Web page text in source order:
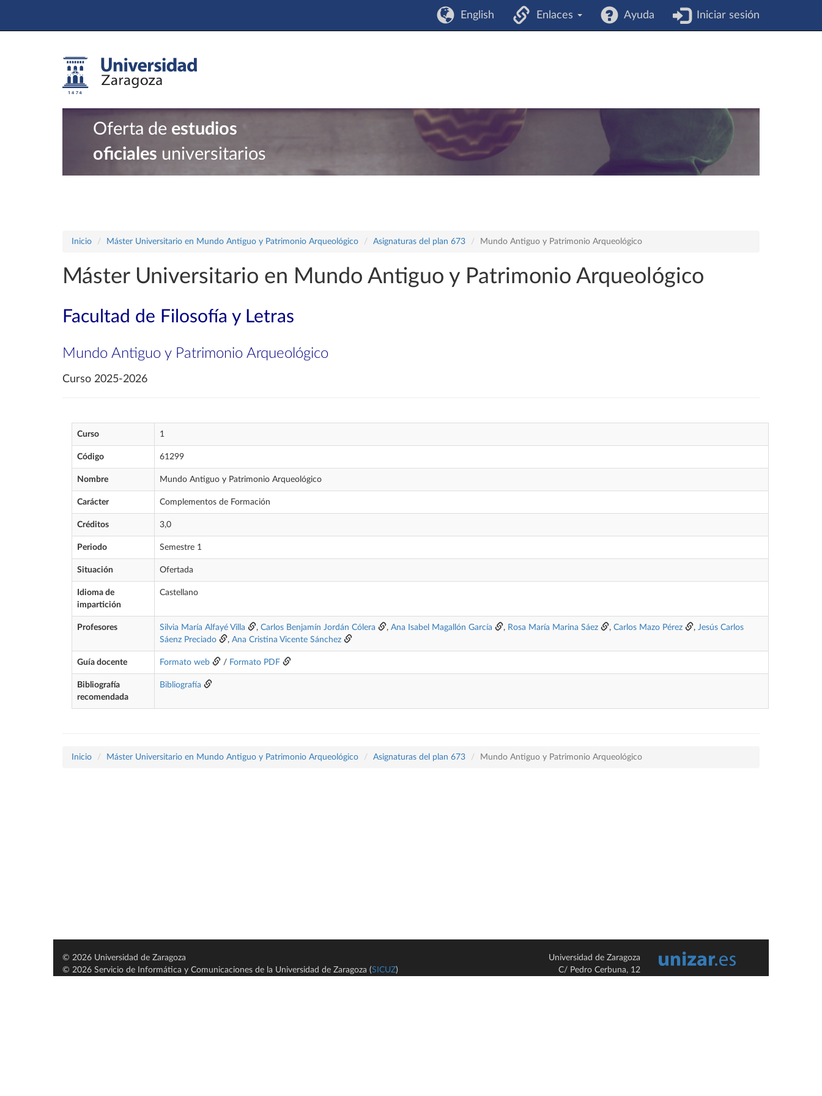
English Enlaces Ayuda Iniciar sesión
Oferta de estudios
oficiales universitarios
Inicio Máster Universitario en Mundo Antiguo y Patrimonio Arqueológico Asignaturas del plan 673 Mundo Antiguo y Patrimonio Arqueológico
Máster Universitario en Mundo Antiguo y Patrimonio Arqueológico
Facultad de Filosofía y Letras
Mundo Antiguo y Patrimonio Arqueológico
Curso 2025-2026
Curso 1
Código 61299
Nombre Mundo Antiguo y Patrimonio Arqueológico
Carácter Complementos de Formación
Créditos 3,0
Periodo Semestre 1
Situación Ofertada
Idioma de
impartición
Castellano
Profesores Silvia María Alfayé Villa , Carlos Benjamín Jordán Cólera , Ana Isabel Magallón García , Rosa María Marina Sáez , Carlos Mazo Pérez , Jesús Carlos
Sáenz Preciado
, Ana Cristina Vicente Sánchez
Guía docente Formato web / Formato PDF
Bibliografía
recomendada
Bibliografía
Inicio Máster Universitario en Mundo Antiguo y Patrimonio Arqueológico Asignaturas del plan 673 Mundo Antiguo y Patrimonio Arqueológico
© 2026 Universidad de Zaragoza
© 2026 Servicio de Informática y Comunicaciones de la Universidad de Zaragoza (SICUZ)
Universidad de Zaragoza
C/ Pedro Cerbuna, 12